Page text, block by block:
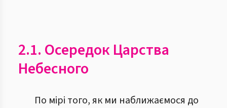
2.1. Осередок Царства
Небесного
По мірі того, як ми наближаємося до